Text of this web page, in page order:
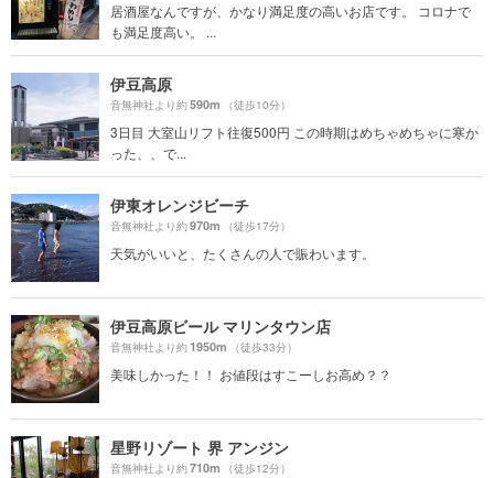
居酒屋なんですが、かなり満足度の高いお店です。 コロナで
も満足度高い。 ...
伊豆高原
音無神社より約590m （徒歩10分）
3日目 大室山リフト往復500円 この時期はめちゃめちゃに寒か
った、、で...
伊東オレンジビーチ
音無神社より約970m （徒歩17分）
天気がいいと、たくさんの人で賑わいます。
伊豆高原ビール マリンタウン店
音無神社より約1950m （徒歩33分）
美味しかった！！ お値段はすこーしお高め？？
星野リゾート 界 アンジン
音無神社より約710m （徒歩12分）